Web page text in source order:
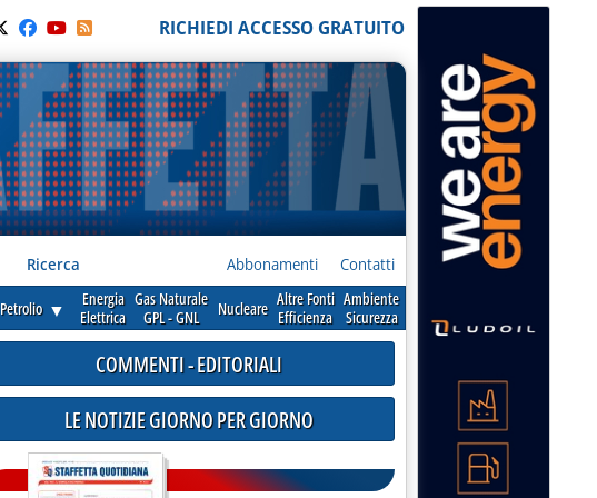
RICHIEDI ACCESSO GRATUITO
Ricerca Abbonamenti Contatti
Petrolio ▼
Energia
Elettrica
Gas Naturale
GPL - GNL
Nucleare Altre Fonti
Efficienza
Ambiente
Sicurezza
COMMENTI - EDITORIALI
LE NOTIZIE GIORNO PER GIORNO